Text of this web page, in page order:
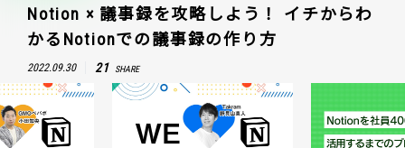
Notion × 議事録を攻略しよう！ イチからわ
かるNotionでの議事録の作り方
2022.09.30 21 SHARE